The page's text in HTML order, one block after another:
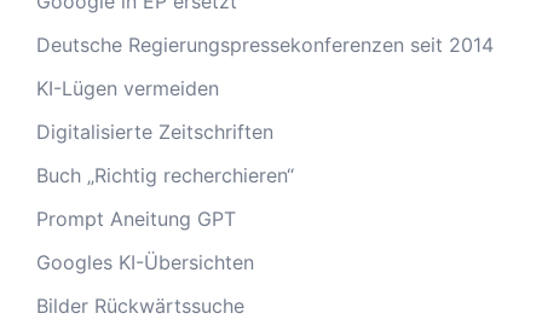
Deutsche Regierungspressekonferenzen seit 2014
KI-Lügen vermeiden
Digitalisierte Zeitschriften
Buch „Richtig recherchieren“
Prompt Aneitung GPT
Googles KI-Übersichten
Bilder Rückwärtssuche